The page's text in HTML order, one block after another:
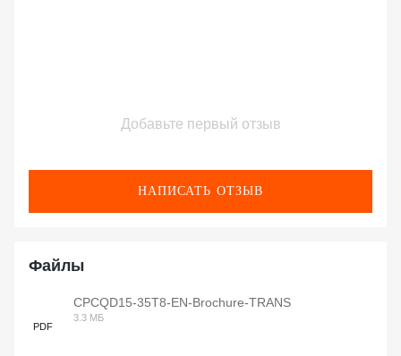
Добавьте первый отзыв
НАПИСАТЬ ОТЗЫВ
Файлы
PDF
CPCQD15-35T8-EN-Brochure-TRANS
3.3 МБ